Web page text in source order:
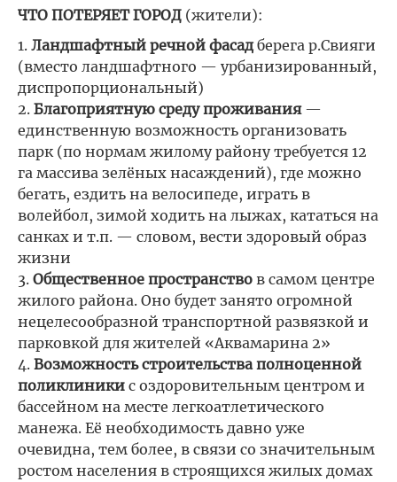
ЧТО ПОТЕРЯЕТ ГОРОД (жители):
1. Ландшафтный речной фасад берега р.Свияги
(вместо ландшафтного — урбанизированный,
диспропорциональный)
2. Благоприятную среду проживания—
единственную возможность организовать
парк (по нормам жилому району требуется 12
га массива зелёных насаждений), где можно
бегать, ездить на велосипеде, играть в
волейбол, зимой ходить на лыжах, кататься на
санках и т.п. — словом, вести здоровый образ
жизни
3. Общественное пространство в самом центре
жилого района. Оно будет занято огромной
нецелесообразной транспортной развязкой и
парковкой для жителей «Аквамарина 2»
4. Возможность строительства полноценной
поликлиники с оздоровительным центром и
бассейном на месте легкоатлетического
манежа. Её необходимость давно уже
очевидна, тем более, в связи со значительным
ростом населения в строящихся жилых домах